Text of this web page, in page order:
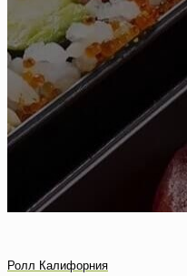
Ролл Калифорния